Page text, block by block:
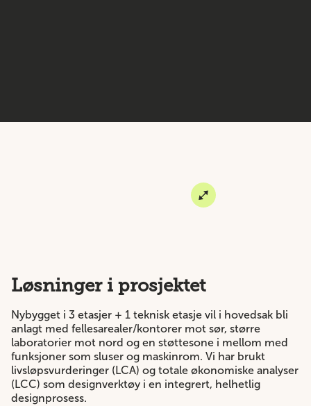
Løsninger i prosjektet
Nybygget i 3 etasjer + 1 teknisk etasje vil i hovedsak bli
anlagt med fellesarealer/kontorer mot sør, større
laboratorier mot nord og en støttesone i mellom med
funksjoner som sluser og maskinrom. Vi har brukt
livsløpsvurderinger (LCA) og totale økonomiske analyser
(LCC) som designverktøy i en integrert, helhetlig
designprosess.